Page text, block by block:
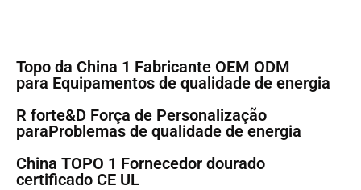
Topo da China 1 Fabricante OEM ODM
para Equipamentos de qualidade de energia
R forte&D Força de Personalização
paraProblemas de qualidade de energia
China TOPO 1 Fornecedor dourado
certificado CE UL